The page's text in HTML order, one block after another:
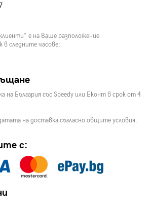
е на Ваше разположение
в следните часове:
на България със Speedy или Еконт в срок от 4
на доставка съгласно общите условия.
с: